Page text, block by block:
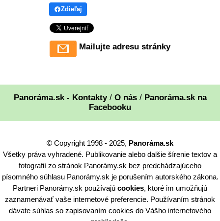
Zdieľaj
Mailujte adresu stránky
Panoráma.sk - Kontakty/ O nás/ Panoráma.sk na
Facebooku
© Copyright 1998 - 2025, Panoráma.sk
Všetky práva vyhradené. Publikovanie alebo dalšie šírenie textov a
fotografií zo stránok Panorámy.sk bez predchádzajúceho
písomného súhlasu Panorámy.sk je porušením autorského zákona.
Partneri Panorámy.sk používajú cookies, ktoré im umožňujú
zaznamenávať vaše internetové preferencie. Používaním stránok
dávate súhlas so zapisovaním cookies do Vášho internetového